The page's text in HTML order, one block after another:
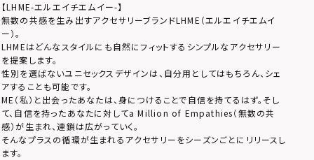
【LHME-エルエイチエムイー-】
無数の共感を生み出すアクセサリーブランドLHME（エルエイチエムイ
ー）。
LHMEはどんなスタイルにも自然にフィットするシンプルなアクセサリー
を提案します。
性別を選ばないユニセックスデザインは、自分用としてはもちろん、シェ
アすることも可能です。
ME（私）と出会ったあなたは、身につけることで自信を持てるはず。そし
て、自信を持ったあなたに対してa Million of Empathies（無数の共
感）が生まれ、連鎖は広がっていく。
そんなプラスの循環が生まれるアクセサリーをシーズンごとにリリースし
ます。